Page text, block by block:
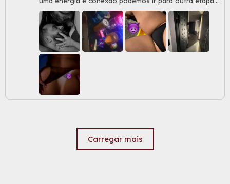
,maturidade , quem manda é ela ! Somos novos nesse
mundo , seja limpo e cheiroso e depilada(o)
Carregar mais